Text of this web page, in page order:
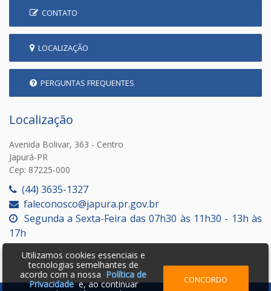
CONTATO
LOCALIZAÇÃO
PERGUNTAS FREQUENTES
Localização
Avenida Bolivar, 363 - Centro
Japurá-PR
Cep: 87225-000
(44) 3635-1327
faleconosco@japura.pr.gov.br
Segunda a Sexta-Feira das 07h30 às 11h30 - 13h às
17h
Utilizamos cookies essenciais e
tecnologias semelhantes de
acordo com a nossa Política de
Privacidadee, ao continuar
CONCORDO